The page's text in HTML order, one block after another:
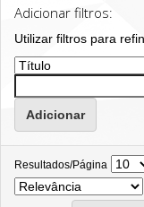
Adicionar filtros:
Utilizar filtros para
Resultados/Página